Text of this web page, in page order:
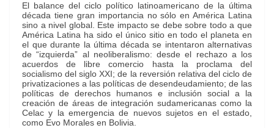
El balance del ciclo político latinoamericano de la última
década tiene gran importancia no sólo en América Latina
sino a nivel global. Este impacto se debe sobre todo a que
América Latina ha sido el único sitio en todo el planeta en
el que durante la última década se intentaron alternativas
de “izquierda” al neoliberalismo: desde el rechazo a los
acuerdos de libre comercio hasta la proclama del
socialismo del siglo XXI; de la reversión relativa del ciclo de
privatizaciones a las políticas de desendeudamiento; de las
políticas de derechos humanos e inclusión social a la
creación de áreas de integración sudamericanas como la
Celac y la emergencia de nuevos sujetos en el estado,
como Evo Morales en Bolivia.